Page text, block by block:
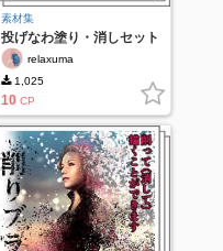
素材集
投げなわ塗り・消しセット
relaxuma
1,025
10 CP